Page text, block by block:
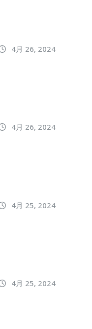
4月 26, 2024
4月 26, 2024
4月 25, 2024
4月 25, 2024